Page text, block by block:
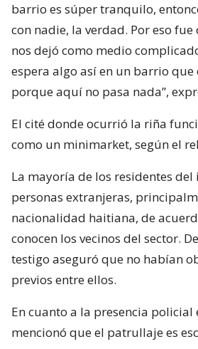
barrio es súper tranquilo,
con nadie, la verdad. Por eso
nos dejó como medio
espera algo así en un barrio
porque aquí no pasa nada”,
El cité donde ocurrió la riña
como un minimarket, según el
La mayoría de los residentes
personas extranjeras,
nacionalidad haitiana, de
conocen los vecinos del sector.
testigo aseguró que no habían
previos entre ellos.
En cuanto a la presencia policial
mencionó que el patrullaje es